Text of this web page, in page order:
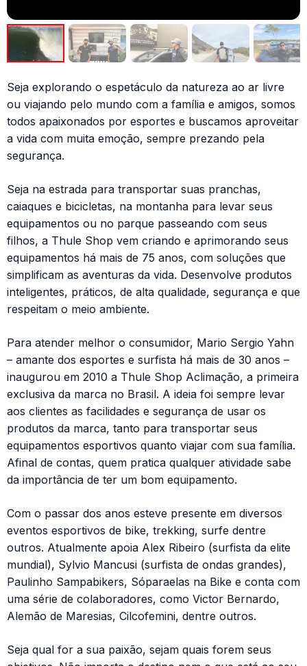
Seja explorando o espetáculo da natureza ao ar livre
ou viajando pelo mundo com a família e amigos, somos
todos apaixonados por esportes e buscamos aproveitar
a vida com muita emoção, sempre prezando pela
segurança.
Seja na estrada para transportar suas pranchas,
caiaques e bicicletas, na montanha para levar seus
equipamentos ou no parque passeando com seus
filhos, a Thule Shop vem criando e aprimorando seus
equipamentos há mais de 75 anos, com soluções que
simplificam as aventuras da vida. Desenvolve produtos
inteligentes, práticos, de alta qualidade, segurança e que
respeitam o meio ambiente.
Para atender melhor o consumidor, Mario Sergio Yahn
– amante dos esportes e surfista há mais de 30 anos –
inaugurou em 2010 a Thule Shop Aclimação, a primeira
exclusiva da marca no Brasil. A ideia foi sempre levar
aos clientes as facilidades e segurança de usar os
produtos da marca, tanto para transportar seus
equipamentos esportivos quanto viajar com sua família.
Afinal de contas, quem pratica qualquer atividade sabe
da importância de ter um bom equipamento.
Com o passar dos anos esteve presente em diversos
eventos esportivos de bike, trekking, surfe dentre
outros. Atualmente apoia Alex Ribeiro (surfista da elite
mundial), Sylvio Mancusi (surfista de ondas grandes),
Paulinho Sampabikers, Sóparaelas na Bike e conta com
uma série de colaboradores, como Victor Bernardo,
Alemão de Maresias, Cilcofemini, dentre outros.
Seja qual for a sua paixão, sejam quais forem seus